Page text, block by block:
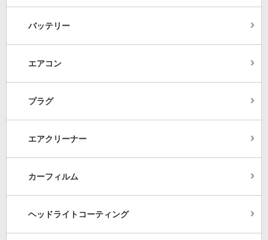
バッテリー
エアコン
プラグ
エアクリーナー
カーフィルム
ヘッドライトコーティング